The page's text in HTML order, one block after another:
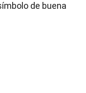
de buena